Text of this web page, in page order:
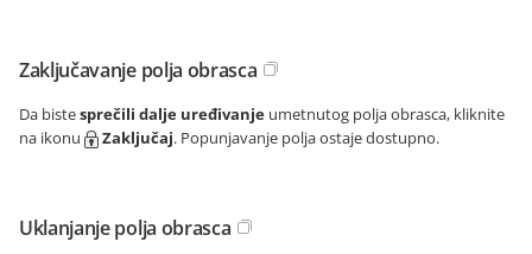
Zaključavanje polja obrasca
Da bistesprečili dalje uređivanje umetnutog polja obrasca, kliknite
na ikonu
Zaključaj. Popunjavanje polja ostaje dostupno.
Uklanjanje polja obrasca